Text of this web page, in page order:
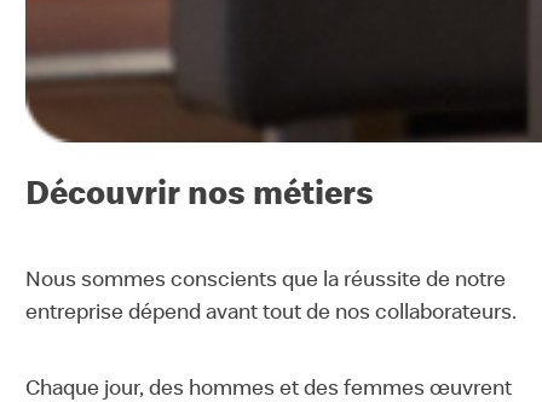
Découvrir nos métiers
Nous sommes conscients que la réussite de notre
entreprise dépend avant tout de nos collaborateurs.
Chaque jour, des hommes et des femmes œuvrent